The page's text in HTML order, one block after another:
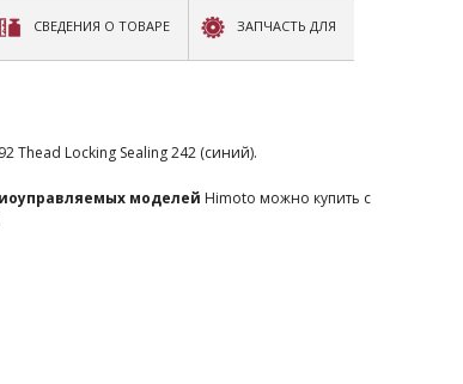
СВЕДЕНИЯ О ТОВАРЕ ЗАПЧАСТЬ ДЛЯ
Thead Locking Sealing 242 (синий).
моделей Himoto можно купить с